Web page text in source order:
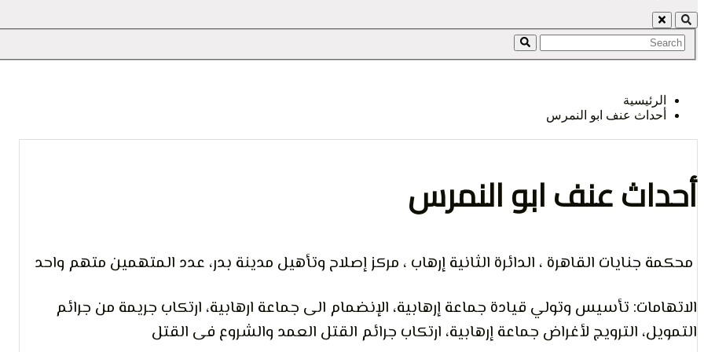
الرأي و
الإنسان
الرئيسية
أحداث عنف ابو النمرس
أحداث عنف ابو النمرس
محكمة جنايات القاهرة ، الدائرة الثانية إرهاب ، مركز إصلاح وتأهيل مدينة بدر، عدد المتهمين متهم واحد
الاتهامات: تأسيس وتولي قيادة جماعة إرهابية، الإنضمام الى جماعة ارهابية، ارتكاب جريمة من جرائم
التمويل، الترويج لأغراض جماعة إرهابية، ارتكاب جرائم القتل العمد والشروع فى القتل